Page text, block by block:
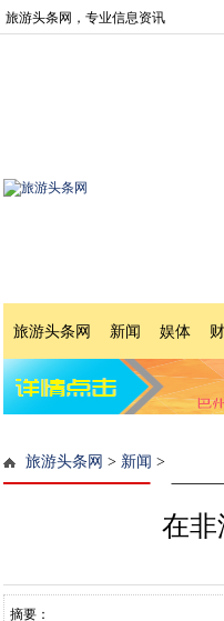
旅游头条网，专业信息资讯
旅游头条网 新闻 娱体
旅游头条网 > 新闻 >
在非
摘要：